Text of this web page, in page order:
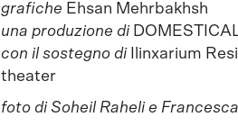
grafiche Ehsan Mehrbakhsh
una produzione di
con il sostegno di Ilinxarium
theater
foto di Soheil Raheli e